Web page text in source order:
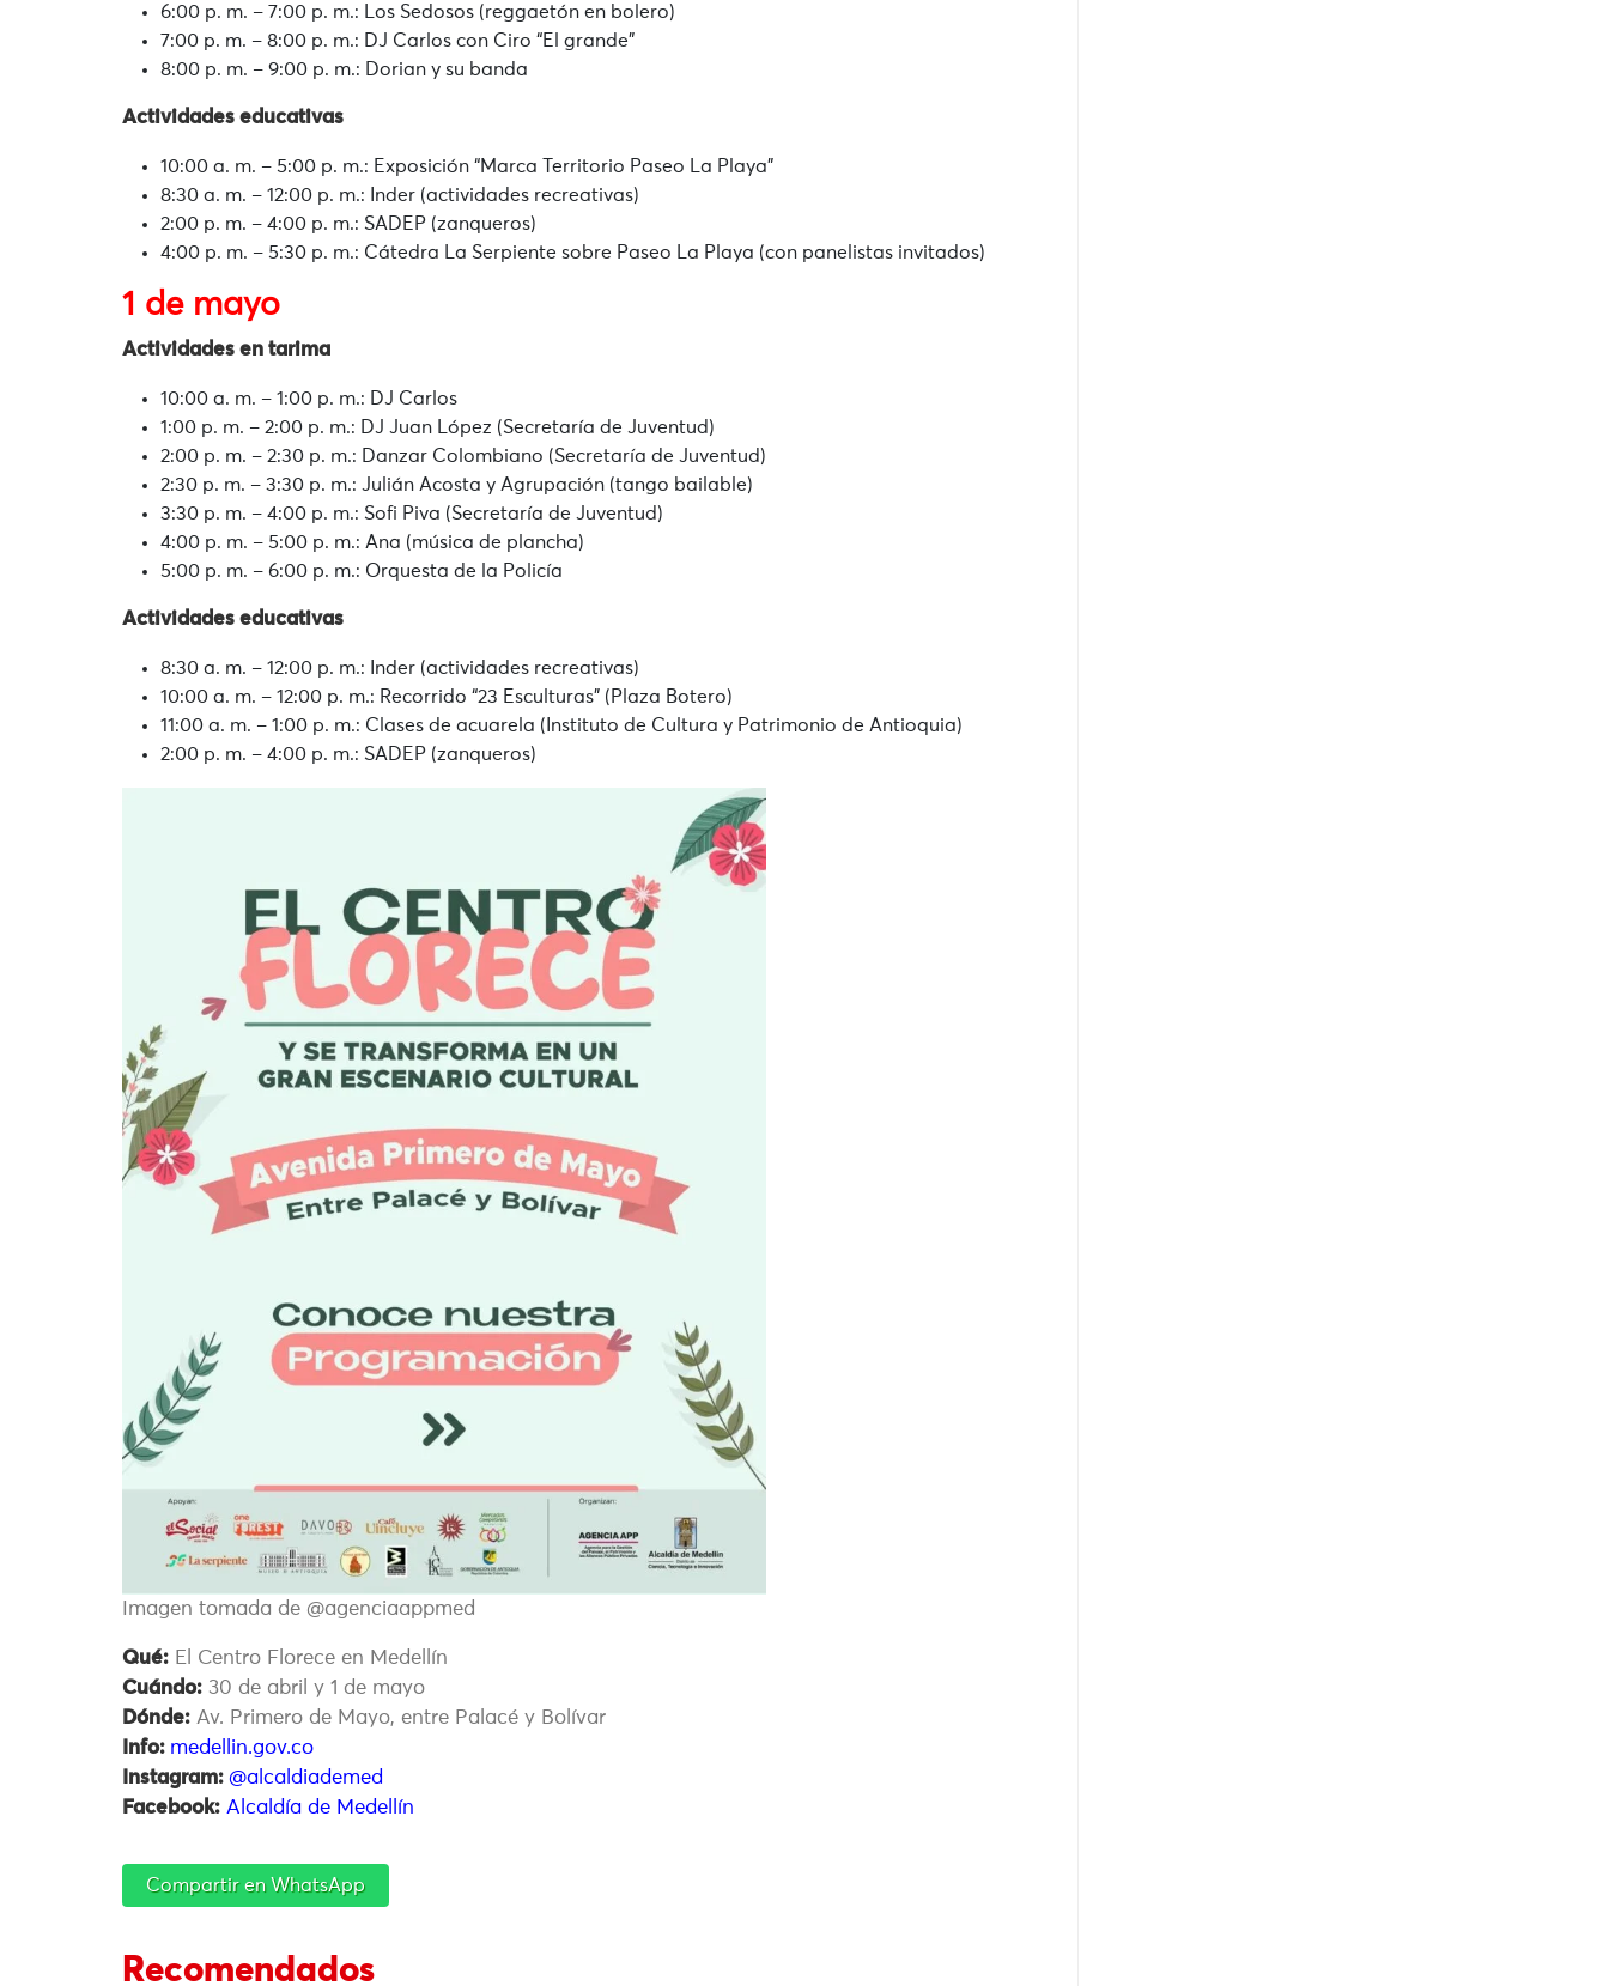
6:00 p. m. – 7:00 p. m.: Los Sedosos (reggaetón en bolero)
7:00 p. m. – 8:00 p. m.: DJ Carlos con Ciro “El grande”
8:00 p. m. – 9:00 p. m.: Dorian y su banda
Actividades educativas
10:00 a. m. – 5:00 p. m.: Exposición “Marca Territorio Paseo La Playa”
8:30 a. m. – 12:00 p. m.: Inder (actividades recreativas)
2:00 p. m. – 4:00 p. m.: SADEP (zanqueros)
4:00 p. m. – 5:30 p. m.: Cátedra La Serpiente sobre Paseo La Playa (con panelistas invitados)
1 de mayo
Actividades en tarima
10:00 a. m. – 1:00 p. m.: DJ Carlos
1:00 p. m. – 2:00 p. m.: DJ Juan López (Secretaría de Juventud)
2:00 p. m. – 2:30 p. m.: Danzar Colombiano (Secretaría de Juventud)
2:30 p. m. – 3:30 p. m.: Julián Acosta y Agrupación (tango bailable)
3:30 p. m. – 4:00 p. m.: Sofi Piva (Secretaría de Juventud)
4:00 p. m. – 5:00 p. m.: Ana (música de plancha)
5:00 p. m. – 6:00 p. m.: Orquesta de la Policía
Actividades educativas
8:30 a. m. – 12:00 p. m.: Inder (actividades recreativas)
10:00 a. m. – 12:00 p. m.: Recorrido “23 Esculturas” (Plaza Botero)
11:00 a. m. – 1:00 p. m.: Clases de acuarela (Instituto de Cultura y Patrimonio de Antioquia)
2:00 p. m. – 4:00 p. m.: SADEP (zanqueros)
Imagen tomada de @agenciaappmed
Qué: El Centro Florece en Medellín
Cuándo: 30 de abril y 1 de mayo
Dónde: Av. Primero de Mayo, entre Palacé y Bolívar
Info: medellin.gov.co
Instagram: @alcaldiademed
Facebook: Alcaldía de Medellín
Compartir en WhatsApp
Recomendados